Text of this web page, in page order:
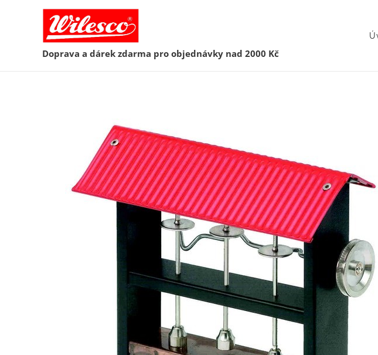
Doprava a dárek zdarma pro objednávky nad 2000 Kč